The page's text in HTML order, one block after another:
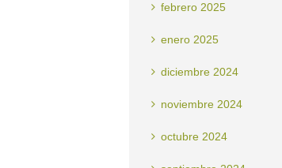
febrero 2025
enero 2025
diciembre 2024
noviembre 2024
octubre 2024